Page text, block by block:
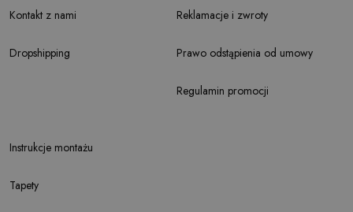
Kontakt z nami
Dropshipping
Instrukcje montażu
Tapety
Reklamacje i zwroty
Prawo odstąpienia od umowy
Regulamin promocji